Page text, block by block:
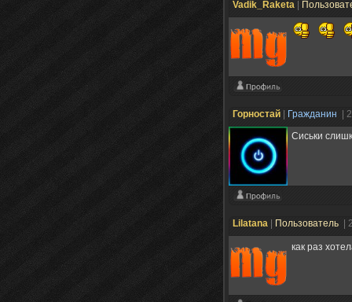
Vadik_Raketa
Горностай Гражданин
|
Сиськи
Lilatana Пользователь |
как раз